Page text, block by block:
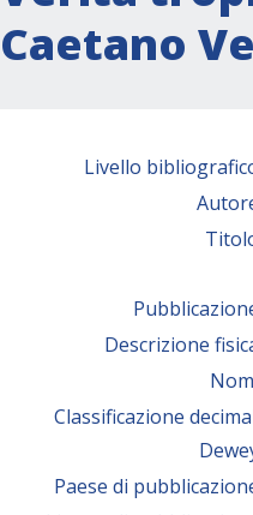
Caetano
Livello
Descrizione
Classificazione
Paese di